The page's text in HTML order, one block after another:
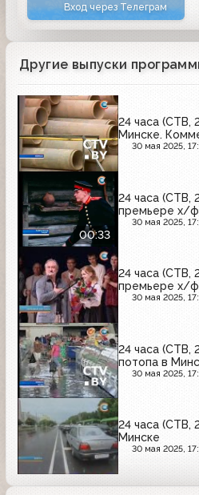
Вход через Телеграм
Другие выпуски
24 часа (СТВ,
Минске.
30 мая 2025,
00:33
24 часа (СТВ,
премьере х/
30 мая 2025,
24 часа (СТВ,
премьере х/ф
30 мая 2025,
24 часа (СТВ,
потопа в
30 мая 2025,
24 часа (СТВ,
Минске
30 мая 2025,